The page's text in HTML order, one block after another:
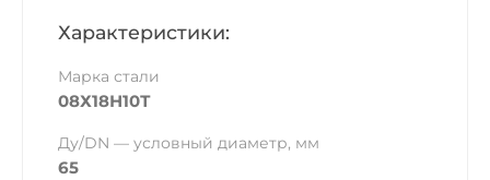
Характеристики:
Марка стали
08Х18Н10Т
Ду/DN — условный диаметр, мм
65